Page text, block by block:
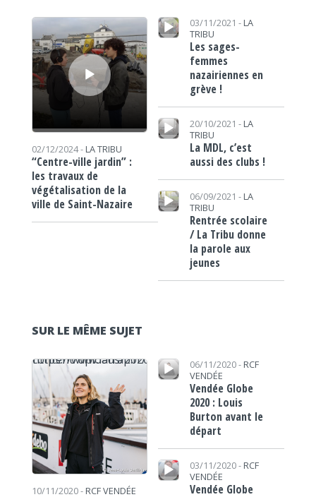
Lecteur audio
02/12/2024 - LA TRIBU
“Centre-ville jardin” :
les travaux de
végétalisation de la
ville de Saint-Nazaire
Lecteur audio 03/11/2021 - LA
TRIBU
Les sages-
femmes
nazairiennes en
grève !
Lecteur audio
20/10/2021 - LA
TRIBU
La MDL, c’est
aussi des clubs !
Lecteur audio
06/09/2021 - LA
TRIBU
Rentrée scolaire
/ La Tribu donne
la parole aux
jeunes
SUR LE MÊME SUJET
https://www.lafrap.fr/wp-content/uploads/2020/11/crémer.jpg
10/11/2020 - RCF VENDÉE
Lecteur audio 06/11/2020 - RCF
VENDÉE
Vendée Globe
2020 : Louis
Burton avant le
départ
Lecteur audio
03/11/2020 - RCF
VENDÉE
Vendée Globe